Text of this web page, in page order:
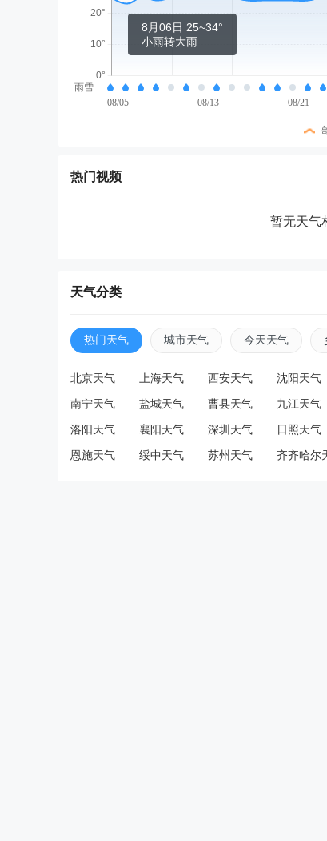
8月06日 25~34°
小雨转大雨
雨雪
08/05
08/13 08/21
热门视频
暂无天气
天气分类
热门天气 城市天气 今天天气
北京天气 上海天气 西安天气 沈阳天气
南宁天气 盐城天气 曹县天气 九江天气
洛阳天气 襄阳天气 深圳天气 日照天气
恩施天气 绥中天气 苏州天气 齐齐哈尔